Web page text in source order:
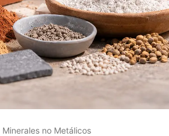
Minerales no Metálicos